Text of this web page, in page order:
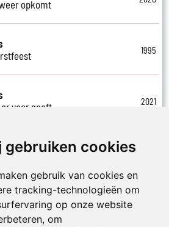
gebruiken cookies
gebruik van cookies en
tracking-technologieën om
op onze website
om
opkomt
1995
voor geeft
2021
wel
zou